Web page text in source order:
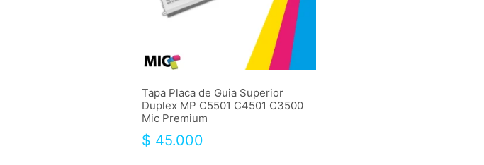
Tapa Placa de Guia Superior
Duplex MP C5501 C4501 C3500
Mic Premium
$ 45.000